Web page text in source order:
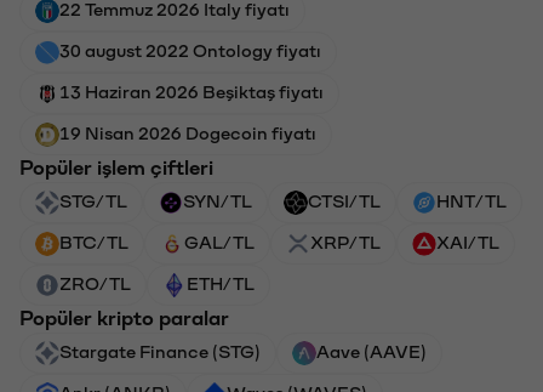
22 Temmuz 2026 Italy fiyatı
30 august 2022 Ontology fiyatı
13 Haziran 2026 Beşiktaş fiyatı
19 Nisan 2026 Dogecoin fiyatı
Popüler işlem çiftleri
STG/TL SYN/TL CTSI/TL HNT/TL
BTC/TL GAL/TL XRP/TL XAI/TL
ZRO/TL ETH/TL
Popüler kripto paralar
Stargate Finance (STG) Aave (AAVE)